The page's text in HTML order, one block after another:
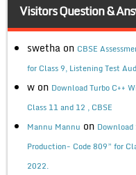
Visitors Question &
swetha on CBSE
for Class 9, Listening Test
w on Download Turbo C++
Class 11 and 12 , CBSE
Mannu Mannu on Download
Production- Code 809” for
2022.